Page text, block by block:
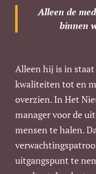
Alleen de
binnen
Alleen hij is in
kwaliteiten tot en
overzien. In Het
manager voor de
mensen te halen.
uitgangspunt te